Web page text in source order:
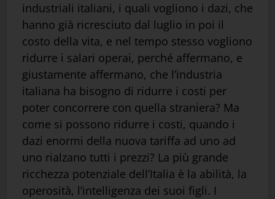
industriali italiani, i quali vogliono i dazi, che
hanno già ricresciuto dal luglio in poi il
costo della vita, e nel tempo stesso vogliono
ridurre i salari operai, perché affermano, e
giustamente affermano, che l’industria
italiana ha bisogno di ridurre i costi per
poter concorrere con quella straniera? Ma
come si possono ridurre i costi, quando i
dazi enormi della nuova tariffa ad uno ad
uno rialzano tutti i prezzi? La più grande
ricchezza potenziale dell’Italia è la abilità, la
operosità, l’intelligenza dei suoi figli. I